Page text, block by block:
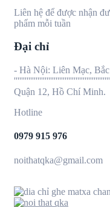
Liên hệ để được nhận
phẩm mỗi tuần
Đại chỉ
- Hà Nội: Liên Mạc,
Quận 12, Hồ Chí Minh.
Hotline
0979 915 976
noithatqka@gmail.com